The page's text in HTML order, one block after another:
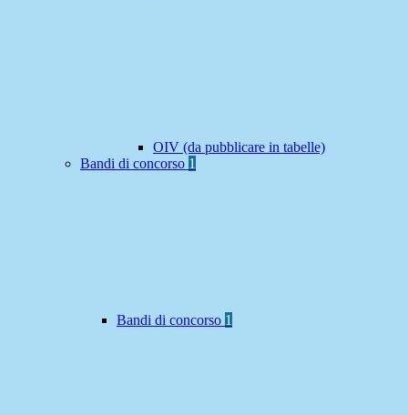
OIV (da pubblicare in tabelle)
Bandi di concorso 1
Bandi di concorso 1